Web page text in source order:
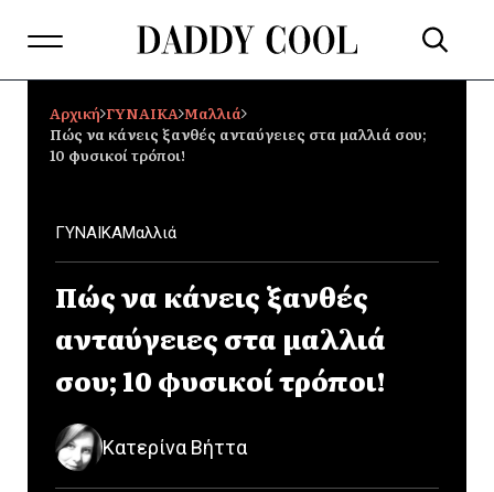
Αρχική ΓΥΝΑΙΚΑ Μαλλιά
Πώς να κάνεις ξανθές ανταύγειες στα μαλλιά σου;
10 φυσικοί τρόποι!
ΓΥΝΑΙΚΑΜαλλιά
Πώς να κάνεις ξανθές
ανταύγειες στα μαλλιά
σου; 10 φυσικοί τρόποι!
Κατερίνα Βήττα